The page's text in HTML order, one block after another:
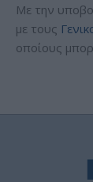
Με την
με τους
οποίους